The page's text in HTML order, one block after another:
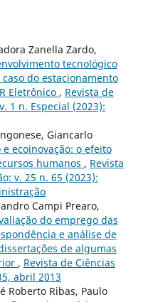
Zanella Zardo,
tecnológico
do estacionamento
Eletrônico , Revista de
1 n. Especial (2023):
Giancarlo
ecoinovação: o efeito
humanos , Revista
v. 25 n. 65 (2023):
Campi Prearo,
do emprego das
e análise de
de algumas
, Revista de Ciências
abril 2013
Roberto Ribas, Paulo